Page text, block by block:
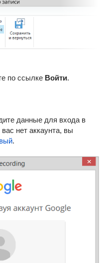
по ссылке Войти.
данные для входа в
нет аккаунта, вы
.